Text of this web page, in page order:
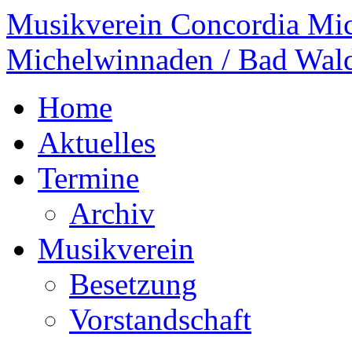
Musikverein Concordia
Michelwinnaden / Bad
Home
Aktuelles
Termine
Archiv
Musikverein
Besetzung
Vorstandschaft